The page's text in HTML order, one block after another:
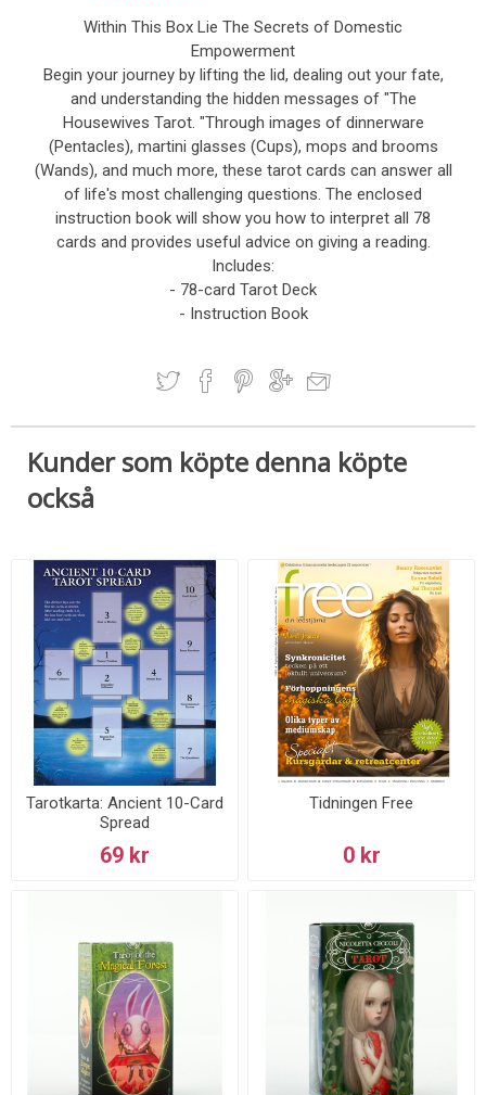
Within This Box Lie The Secrets of Domestic
Empowerment
Begin your journey by lifting the lid, dealing out your fate,
and understanding the hidden messages of "The
Housewives Tarot. "Through images of dinnerware
(Pentacles), martini glasses (Cups), mops and brooms
(Wands), and much more, these tarot cards can answer all
of life's most challenging questions. The enclosed
instruction book will show you how to interpret all 78
cards and provides useful advice on giving a reading.
Includes:
- 78-card Tarot Deck
- Instruction Book
Kunder som köpte denna köpte
också
Tarotkarta: Ancient 10-Card
Spread
69 kr
Tidningen Free
0 kr